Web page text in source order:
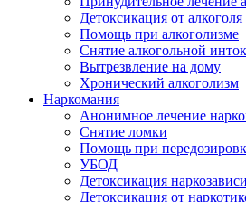
Детоксикация от алкоголя
Помощь при алкоголизме
Снятие алкогольной
Вытрезвление на дому
Хронический алкоголизм
Наркомания
Анонимное лечение
Снятие ломки
Помощь при
УБОД
Детоксикация
Детоксикация от